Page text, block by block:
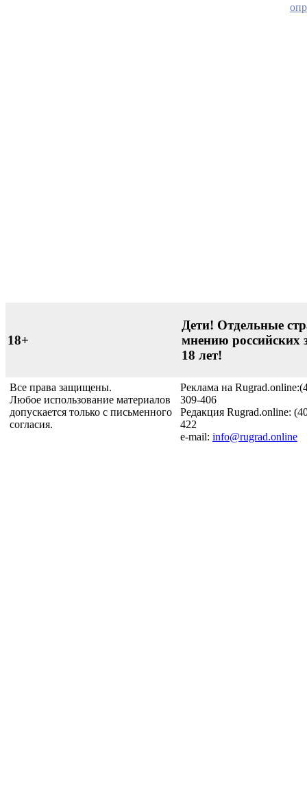
18+
Дети! Отдельные
мнению российских
18 лет!
Все права защищены.
Любое использование материалов
допускается только с письменного
согласия.
Реклама на
309-406
Редакция Rugrad.online:
422
e-mail: info@rugrad.online